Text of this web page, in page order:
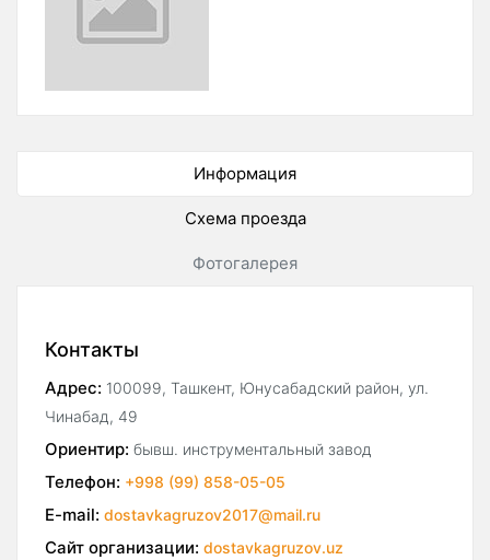
Информация
Схема проезда
Фотогалерея
Контакты
Адрес: 100099, Ташкент, Юнусабадский район, ул.
Чинабад, 49
Ориентир: бывш. инструментальный завод
Телефон: +998 (99) 858-05-05
E-mail: dostavkagruzov2017@mail.ru
Сайт организации: dostavkagruzov.uz